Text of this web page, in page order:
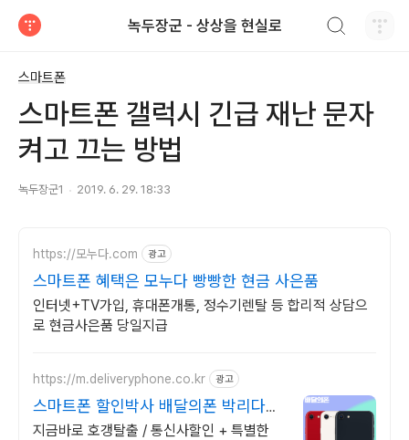
녹두장군 - 상상을 현실로
스마트폰
스마트폰 갤럭시 긴급 재난 문자
켜고 끄는 방법
녹두장군1 2019. 6. 29. 18:33
https://모누다.com 광고
스마트폰 혜택은 모누다 빵빵한 현금 사은품
인터넷+TV가입, 휴대폰개통, 정수기렌탈 등 합리적 상담으
로 현금사은품 당일지급
https://m.deliveryphone.co.kr 광고
스마트폰 할인박사 배달의폰 박리다매!
무조건 더 할인!
지금바로 호갱탈출 / 통신사할인 + 특별한